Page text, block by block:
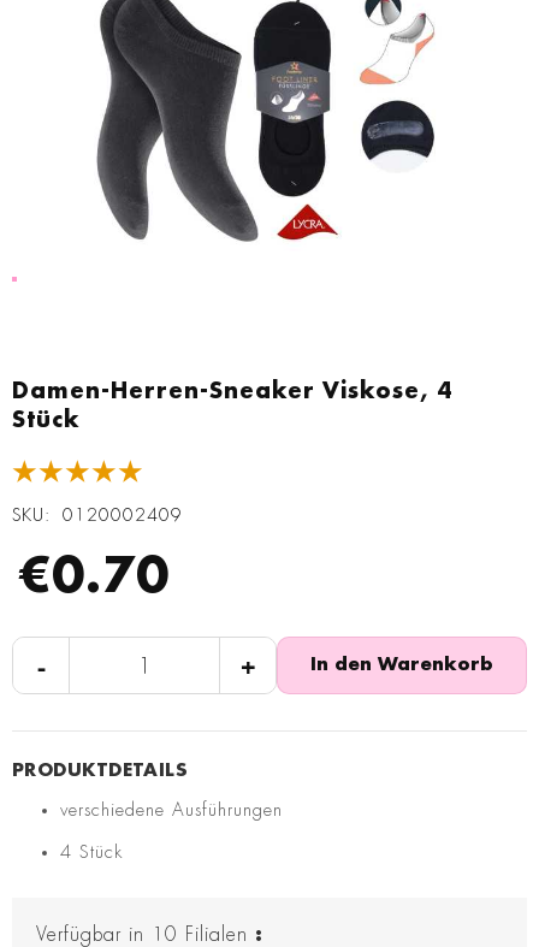
Damen-Herren-Sneaker Viskose, 4
Stück
★★★★★
SKU 0120002409
€0.70
- + In den Warenkorb
verschiedene Ausführungen
4 Stück
Verfügbar in 10 Filialen :
Anfang
der
springen